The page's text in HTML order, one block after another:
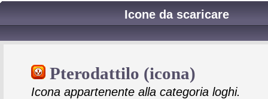
Icone da scaricare
Pterodattilo (icona)
Icona appartenente alla categoria loghi.